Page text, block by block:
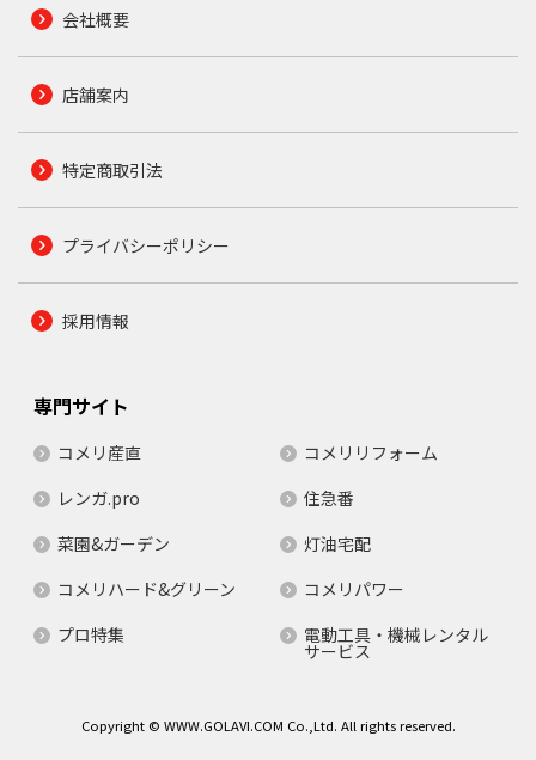
会社概要
店舗案内
特定商取引法
プライバシーポリシー
採用情報
専門サイト
コメリ産直
コメリリフォーム
レンガ.pro
住急番
菜園&ガーデン
灯油宅配
コメリハード&グリーン
コメリパワー
プロ特集
電動工具・機械レンタル
サービス
Copyright © WWW.GOLAVI.COM Co.,Ltd. All rights reserved.